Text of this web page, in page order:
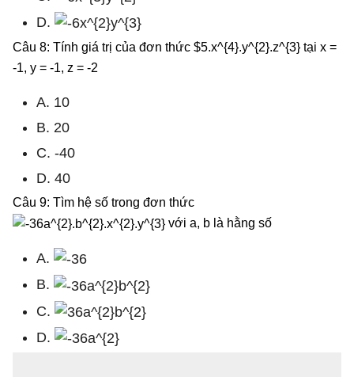
D.
Câu 8: Tính giá trị của đơn thức $5.x^{4}.y^{2}.z^{3} tại x =
-1, y = -1, z = -2
A. 10
B. 20
C. -40
D. 40
Câu 9: Tìm hệ số trong đơn thức
với a, b là hằng số
A.
B.
C.
D.